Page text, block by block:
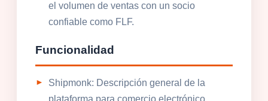
el volumen de ventas con un socio
confiable como FLF.
Funcionalidad
Shipmonk: Descripción general de la
plataforma para comercio electrónico